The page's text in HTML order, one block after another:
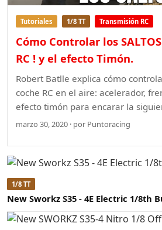
Tutoriales 1/8 TT Transmisión RC
Cómo Controlar los
RC ! y el efecto Timón.
Robert Batlle explica cómo
coche RC en el aire: acelerador,
efecto timón para encarar la
marzo 30, 2020 · por Puntoracing
1/8 TT
New Sworkz S35 - 4E Electric 1/8th